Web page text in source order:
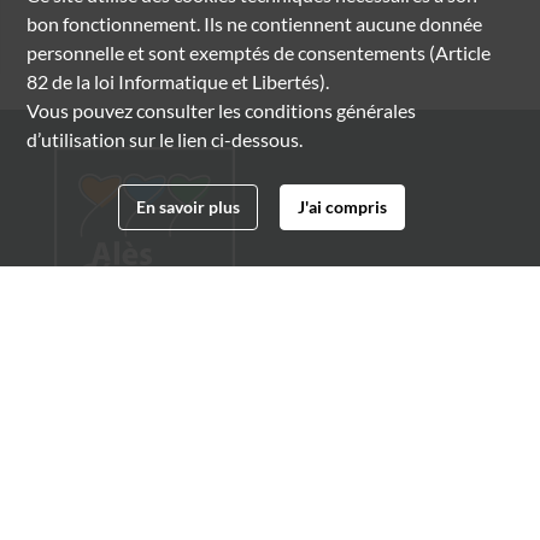
bon fonctionnement. Ils ne contiennent aucune donnée
personnelle et sont exemptés de consentements (Article
82 de la loi Informatique et Libertés).
Vous pouvez consulter les conditions générales
d’utilisation sur le lien ci-dessous.
En savoir plus J'ai compris